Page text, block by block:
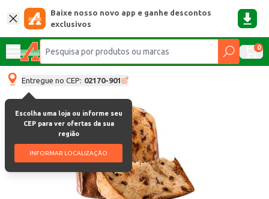
Baixe nosso novo app e ganhe descontos
exclusivos
0
Entregue no CEP: 02170-901
Escolha uma loja ou informe seu
CEP para ver ofertas da sua
região
INFORMAR LOCALIZAÇÃO